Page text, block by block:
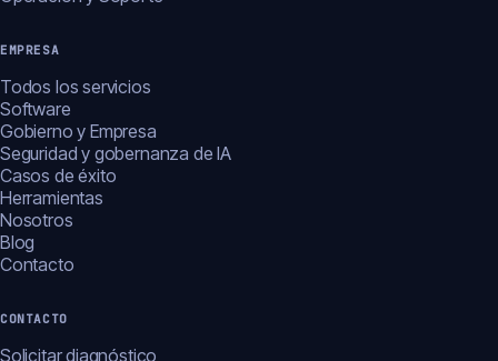
EMPRESA
Todos los servicios
Software
Gobierno y Empresa
Seguridad y gobernanza de IA
Casos de éxito
Herramientas
Nosotros
Blog
Contacto
CONTACTO
Solicitar diagnóstico